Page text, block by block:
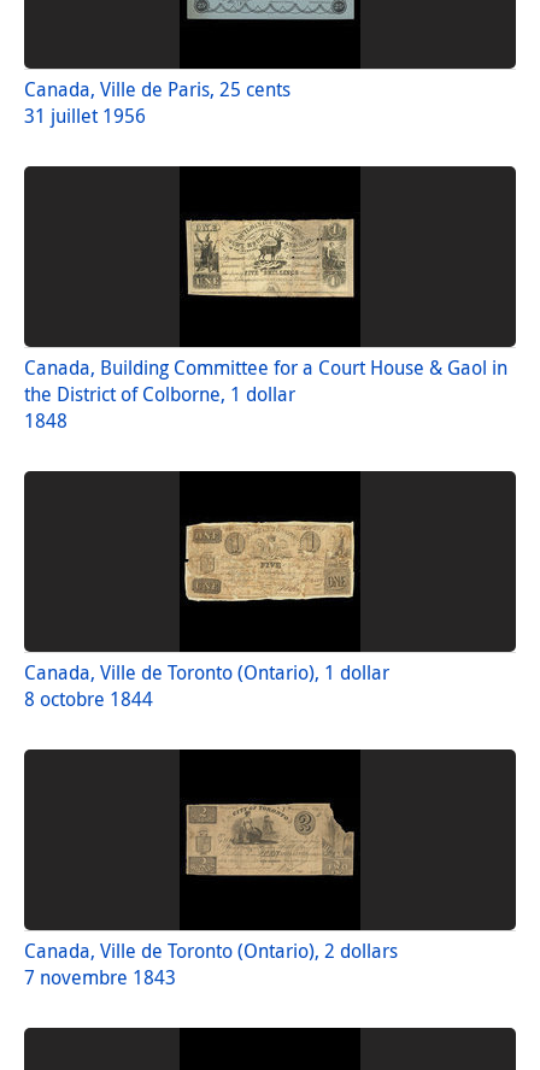
Canada, Ville de Paris, 25 cents
31 juillet 1956
Canada, Building Committee for a Court House & Gaol in
the District of Colborne, 1 dollar
1848
Canada, Ville de Toronto (Ontario), 1 dollar
8 octobre 1844
Canada, Ville de Toronto (Ontario), 2 dollars
7 novembre 1843